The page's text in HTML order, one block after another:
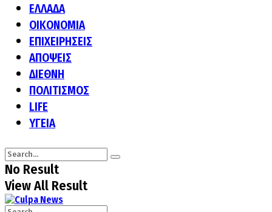
ΕΛΛΑΔΑ
ΟΙΚΟΝΟΜΙΑ
ΕΠΙΧΕΙΡΗΣΕΙΣ
ΑΠΟΨΕΙΣ
ΔΙΕΘΝΗ
ΠΟΛΙΤΙΣΜΟΣ
LIFE
ΥΓΕΙΑ
No Result
View All Result